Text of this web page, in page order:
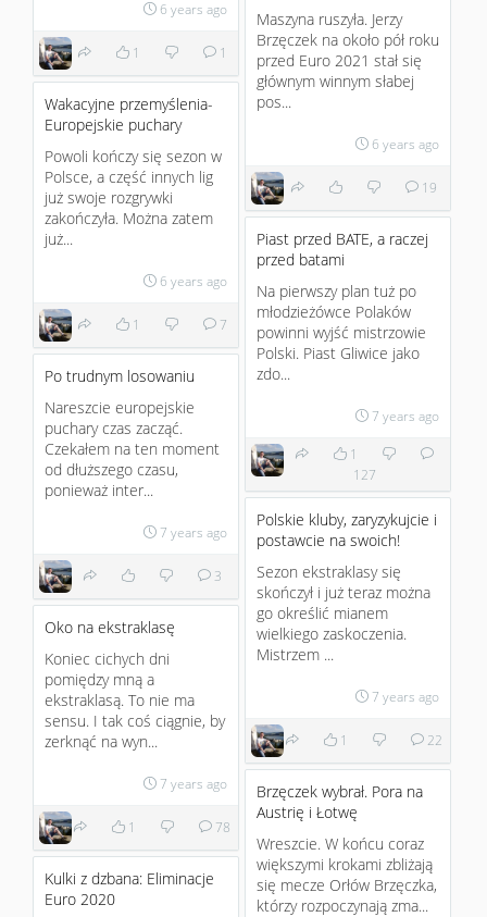
6 years ago
1 1
Maszyna ruszyła. Jerzy
Brzęczek na około pół roku
przed Euro 2021 stał się
głównym winnym słabej
pos...
6 years ago
19
Wakacyjne przemyślenia-
Europejskie puchary
Powoli kończy się sezon w
Polsce, a część innych lig
już swoje rozgrywki
zakończyła. Można zatem
już...
6 years ago
1 7
Piast przed BATE, a raczej
przed batami
Na pierwszy plan tuż po
młodzieżówce Polaków
powinni wyjść mistrzowie
Polski. Piast Gliwice jako
zdo...
7 years ago
1
127
Po trudnym losowaniu
Nareszcie europejskie
puchary czas zacząć.
Czekałem na ten moment
od dłuższego czasu,
ponieważ inter...
7 years ago
3
Polskie kluby, zaryzykujcie i
postawcie na swoich!
Sezon ekstraklasy się
skończył i już teraz można
go określić mianem
wielkiego zaskoczenia.
Mistrzem ...
7 years ago
1 22
Oko na ekstraklasę
Koniec cichych dni
pomiędzy mną a
ekstraklasą. To nie ma
sensu. I tak coś ciągnie, by
zerknąć na wyn...
7 years ago
1 78
Brzęczek wybrał. Pora na
Austrię i Łotwę
Wreszcie. W końcu coraz
większymi krokami zbliżają
się mecze Orłów Brzęczka,
którzy rozpoczynają zma...
Kulki z dzbana: Eliminacje
Euro 2020